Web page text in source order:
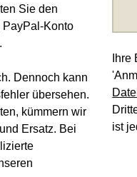
Sie den
PayPal-Konto
Dennoch kann
übersehen.
kümmern wir
Ersatz. Bei
ist